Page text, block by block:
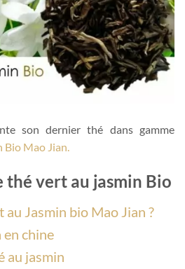
son dernier thé dans gamme
Bio Mao Jian.
thé vert au jasmin Bio
au Jasmin bio Mao Jian ?
en chine
au jasmin